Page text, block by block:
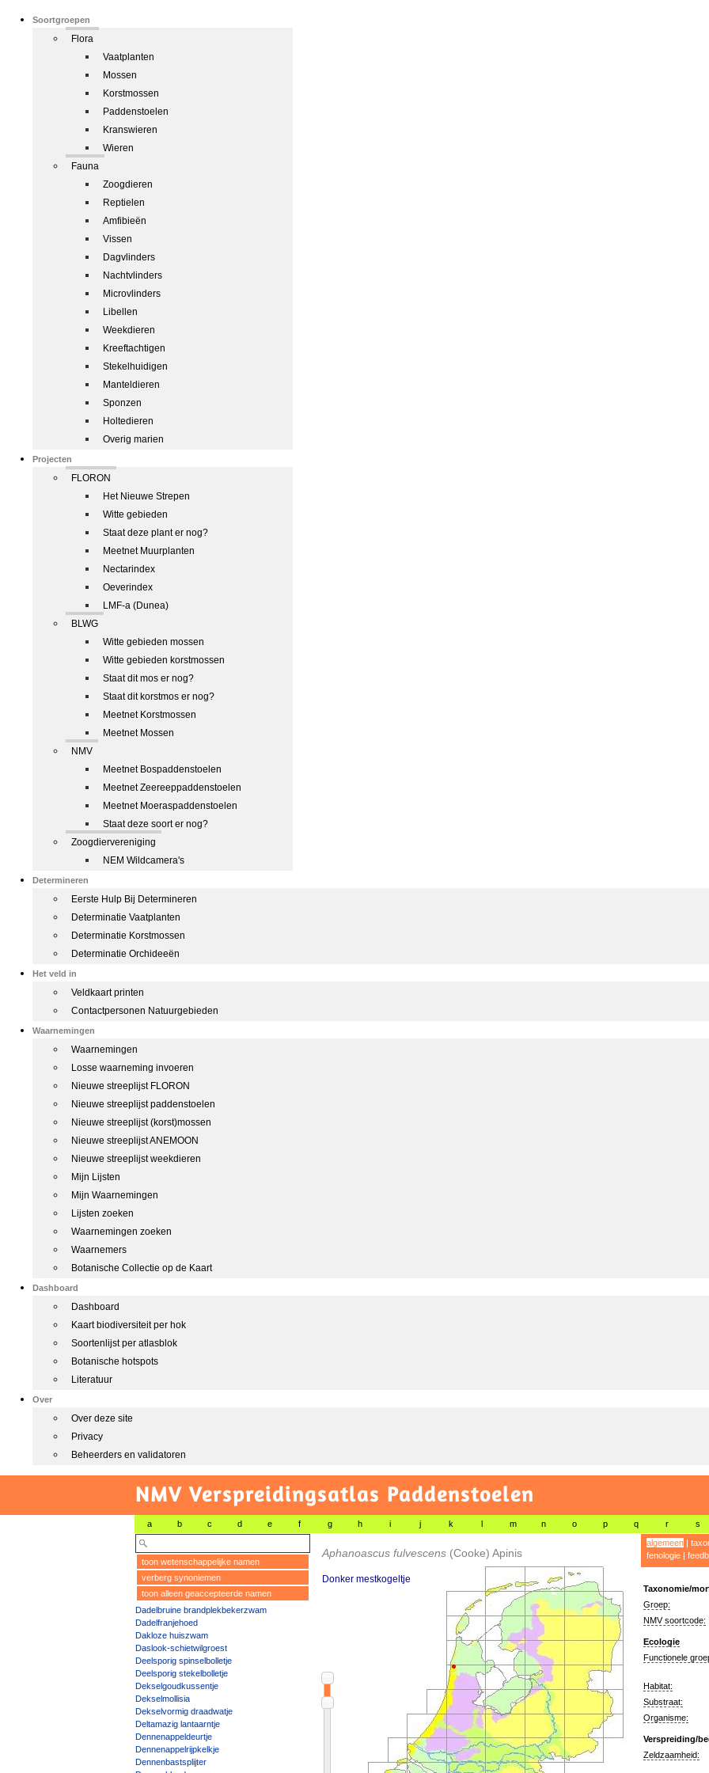
Soortgroepen
Flora
Vaatplanten
Mossen
Korstmossen
Paddenstoelen
Kranswieren
Wieren
Fauna
Zoogdieren
Reptielen
Amfibieën
Vissen
Dagvlinders
Nachtvlinders
Microvlinders
Libellen
Weekdieren
Kreeftachtigen
Stekelhuidigen
Manteldieren
Sponzen
Holtedieren
Overig marien
Projecten
FLORON
Het Nieuwe Strepen
Witte gebieden
Staat deze plant er nog?
Meetnet Muurplanten
Nectarindex
Oeverindex
LMF-a (Dunea)
BLWG
Witte gebieden mossen
Witte gebieden korstmossen
Staat dit mos er nog?
Staat dit korstmos er nog?
Meetnet Korstmossen
Meetnet Mossen
NMV
Meetnet Bospaddenstoelen
Meetnet Zeereeppaddenstoelen
Meetnet Moeraspaddenstoelen
Staat deze soort er nog?
Zoogdiervereniging
NEM Wildcamera's
Determineren
Eerste Hulp Bij Determineren
Determinatie Vaatplanten
Determinatie Korstmossen
Determinatie Orchideeën
Het veld in
Veldkaart printen
Contactpersonen Natuurgebieden
Waarnemingen
Waarnemingen
Losse waarneming invoeren
Nieuwe streeplijst FLORON
Nieuwe streeplijst paddenstoelen
Nieuwe streeplijst (korst)mossen
Nieuwe streeplijst ANEMOON
Nieuwe streeplijst weekdieren
Mijn Lijsten
Mijn Waarnemingen
Lijsten zoeken
Waarnemingen zoeken
Waarnemers
Botanische Collectie op de Kaart
Dashboard
Dashboard
Kaart biodiversiteit per hok
Soortenlijst per atlasblok
Botanische hotspots
Literatuur
Over
Over deze site
Privacy
Beheerders en validatoren
NMV Verspreidingsatlas Paddenstoelen
a b c d e f g h i j k l m n o p q r s
toon wetenschappelijke namen
verberg synoniemen
toon alleen geaccepteerde namen
Dadelbruine brandplekbekerzwam
Dadelfranjehoed
Dakloze huiszwam
Daslook-schietwilgroest
Deelsporig spinselbolletje
Deelsporig stekelbolletje
Dekselgoudkussentje
Dekselmollisia
Dekselvormig draadwatje
Deltamazig lantaarntje
Dennenappeldeurtje
Dennenappelrijpkelkje
Dennenbastsplijter
Aphanoascus fulvescens (Cooke) Apinis
Donker mestkogeltje
algemeen|
fenologie|
Taxonomie/
Groep:
NMV soortcode:
Ecologie
Functionele
Habitat:
Substraat:
Organisme:
Verspreiding/
Zeldzaamheid: